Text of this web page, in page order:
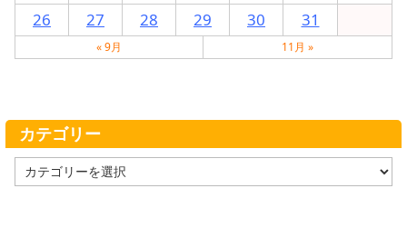
26
27 28 29 30 31
« 9月 11月 »
カテゴリー
テ